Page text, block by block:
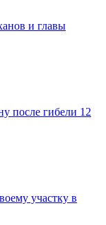
и главы
после гибели 12
участку в